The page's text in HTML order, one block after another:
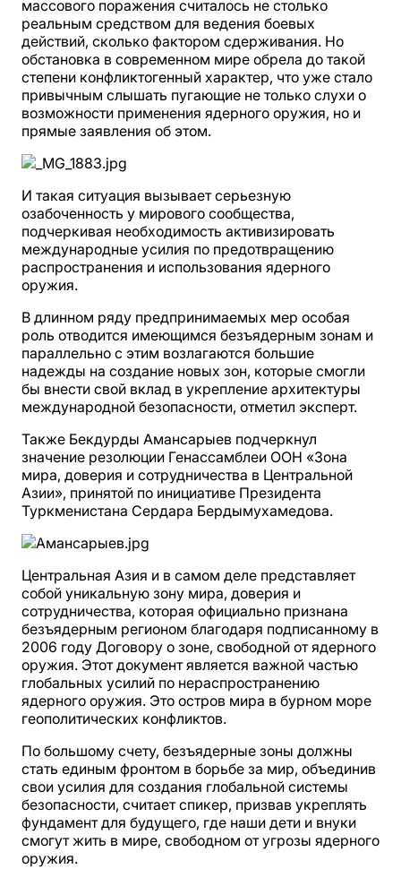
массового поражения считалось не столько
реальным средством для ведения боевых
действий, сколько фактором сдерживания. Но
обстановка в современном мире обрела до такой
степени конфликтогенный характер, что уже стало
привычным слышать пугающие не только слухи о
возможности применения ядерного оружия, но и
прямые заявления об этом.
И такая ситуация вызывает серьезную
озабоченность у мирового сообщества,
подчеркивая необходимость активизировать
международные усилия по предотвращению
распространения и использования ядерного
оружия.
В длинном ряду предпринимаемых мер особая
роль отводится имеющимся безъядерным зонам и
параллельно с этим возлагаются большие
надежды на создание новых зон, которые смогли
бы внести свой вклад в укрепление архитектуры
международной безопасности, отметил эксперт.
Также Бекдурды Амансарыев подчеркнул
значение резолюции Генассамблеи ООН «Зона
мира, доверия и сотрудничества в Центральной
Азии», принятой по инициативе Президента
Туркменистана Сердара Бердымухамедова.
Центральная Азия и в самом деле представляет
собой уникальную зону мира, доверия и
сотрудничества, которая официально признана
безъядерным регионом благодаря подписанному в
2006 году Договору о зоне, свободной от ядерного
оружия. Этот документ является важной частью
глобальных усилий по нераспространению
ядерного оружия. Это остров мира в бурном море
геополитических конфликтов.
По большому счету, безъядерные зоны должны
стать единым фронтом в борьбе за мир, объединив
свои усилия для создания глобальной системы
безопасности, считает спикер, призвав укреплять
фундамент для будущего, где наши дети и внуки
смогут жить в мире, свободном от угрозы ядерного
оружия.